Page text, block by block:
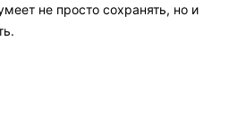
не просто сохранять, но и